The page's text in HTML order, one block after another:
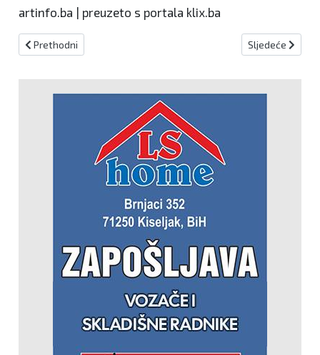
artinfo.ba | preuzeto s portala klix.ba
Prethodni članak: Čapljinske maškare izazvale kaos u Sarajevu:
Prethodni Sljedeći
Sljedeće